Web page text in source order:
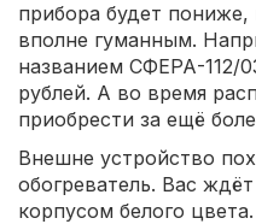
прибора будет пониже,
вполне гуманным.
названием СФЕРА-112/
рублей. А во время
приобрести за ещё
Внешне устройство
обогреватель. Вас
корпусом белого